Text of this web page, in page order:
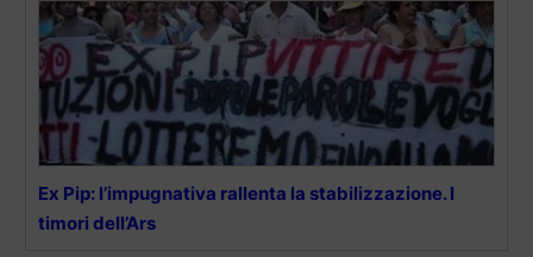
Ex Pip: l’impugnativa rallenta la stabilizzazione. I
timori dell’Ars